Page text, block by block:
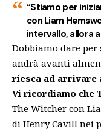
“Stiamo per
con Liam
intervallo, allora
Dobbiamo dare
andrà avanti
riesca ad arrivare
Vi ricordiamo che
The Witcher con
di Henry Cavill nei